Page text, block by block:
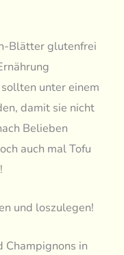
Blätter glutenfrei
unter einem
damit sie nicht
Belieben
auch mal Tofu
und loszulegen!
Champignons in